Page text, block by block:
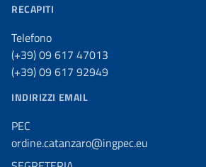
RECAPITI
Telefono
(+39) 09 617 47013
(+39) 09 617 92949
INDIRIZZI EMAIL
PEC
ordine.catanzaro@ingpec.eu